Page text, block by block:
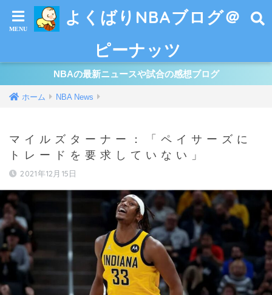
よくばりNBAブログ＠
ピーナッツ
NBAの最新ニュースや試合の感想ブログ
ホーム NBA News
マイルズターナー：「ペイサーズに
トレードを要求していない」
2021年12月15日